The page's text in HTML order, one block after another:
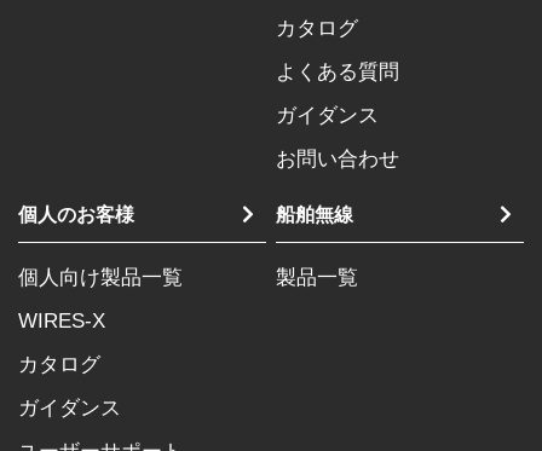
カタログ
よくある質問
ガイダンス
お問い合わせ
個人のお客様
個人向け製品一覧
WIRES-X
カタログ
ガイダンス
船舶無線
製品一覧